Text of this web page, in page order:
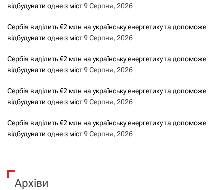
відбудувати одне з міст9 Серпня, 2026
Сербія виділить €2 млн на українську енергетику та допоможе
відбудувати одне з міст9 Серпня, 2026
Сербія виділить €2 млн на українську енергетику та допоможе
відбудувати одне з міст9 Серпня, 2026
Сербія виділить €2 млн на українську енергетику та допоможе
відбудувати одне з міст9 Серпня, 2026
Сербія виділить €2 млн на українську енергетику та допоможе
відбудувати одне з міст9 Серпня, 2026
Архіви